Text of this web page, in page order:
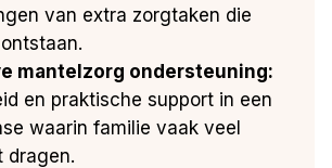
van extra zorgtaken die
mantelzorg ondersteuning:
en praktische support in een
waarin familie vaak veel
dragen.